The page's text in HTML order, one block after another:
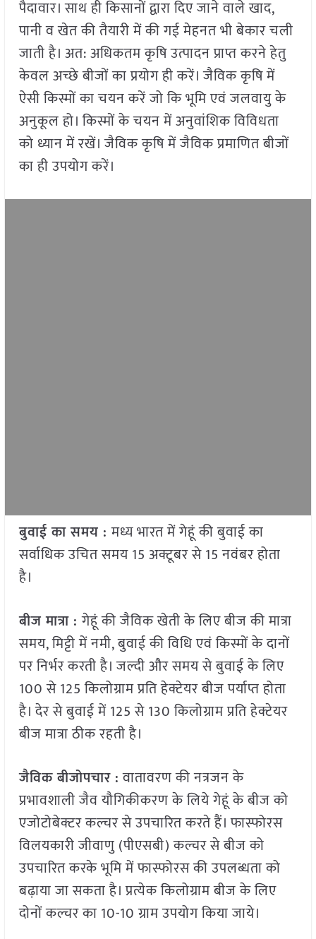
पैदावार। साथ ही किसानों द्वारा दिए जाने वाले खाद,
पानी व खेत की तैयारी में की गई मेहनत भी बेकार चली
जाती है। अत: अधिकतम कृषि उत्पादन प्राप्त करने हेतु
केवल अच्छे बीजों का प्रयोग ही करें। जैविक कृषि में
ऐसी किस्मों का चयन करें जो कि भूमि एवं जलवायु के
अनुकूल हो। किस्मों के चयन में अनुवांशिक विविधता
को ध्यान में रखें। जैविक कृषि में जैविक प्रमाणित बीजों
का ही उपयोग करें।
बुवाई का समय :मध्य भारत में गेहूं की बुवाई का
सर्वाधिक उचित समय 15 अक्टूबर से 15 नवंबर होता
है।
बीज मात्रा :गेहूं की जैविक खेती के लिए बीज की मात्रा
समय, मिट्टी में नमी, बुवाई की विधि एवं किस्मों के दानों
पर निर्भर करती है। जल्दी और समय से बुवाई के लिए
100 से 125 किलोग्राम प्रति हेक्टेयर बीज पर्याप्त होता
है। देर से बुवाई में 125 से 130 किलोग्राम प्रति हेक्टेयर
बीज मात्रा ठीक रहती है।
जैविक बीजोपचार :वातावरण की नत्रजन के
प्रभावशाली जैव यौगिकीकरण के लिये गेहूं के बीज को
एजोटोबेक्टर कल्चर से उपचारित करते हैं। फास्फोरस
विलयकारी जीवाणु (पीएसबी) कल्चर से बीज को
उपचारित करके भूमि में फास्फोरस की उपलब्धता को
बढ़ाया जा सकता है। प्रत्येक किलोग्राम बीज के लिए
दोनों कल्चर का 10-10 ग्राम उपयोग किया जाये।